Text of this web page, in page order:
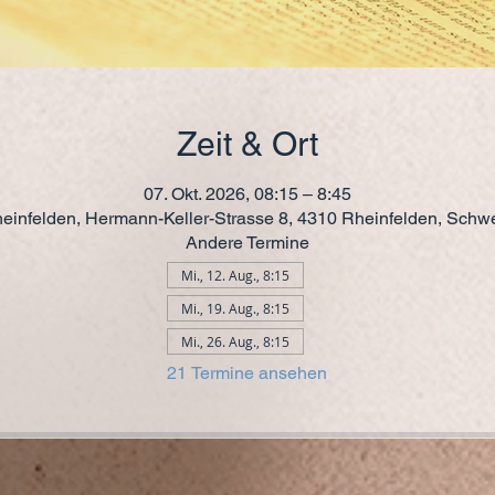
Zeit & Ort
07. Okt. 2026, 08:15 – 8:45
Hermann-Keller-Strasse 8, 4310 Rheinfelden,
Andere Termine
Mi., 12. Aug., 8:15
Mi., 19. Aug., 8:15
Mi., 26. Aug., 8:15
21 Termine ansehen